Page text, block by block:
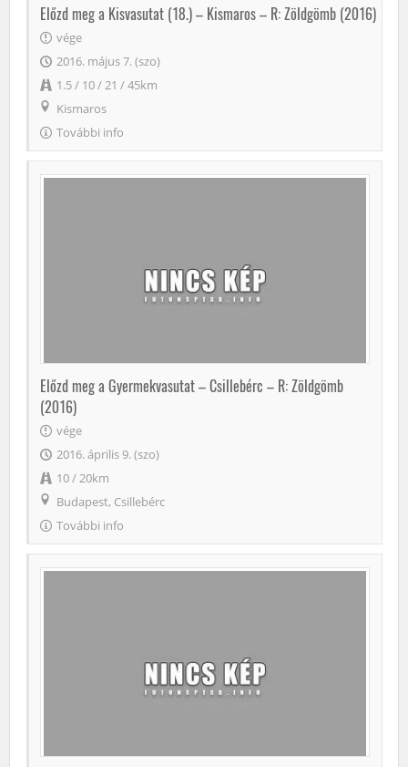
Előzd meg a Kisvasutat (18.) – Kismaros – R: Zöldgömb (2016)
vége
2016. május 7. (szo)
1.5 / 10 / 21 / 45km
Kismaros
További info
Előzd meg a Gyermekvasutat – Csillebérc – R: Zöldgömb
(2016)
vége
2016. április 9. (szo)
10 / 20km
Budapest, Csillebérc
További info